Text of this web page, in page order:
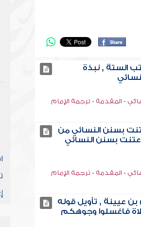
الستة , نبذة
- المقدمة - ترجمة الإمام
بسنن النسائي من
بسنن النسائي
- المقدمة - ترجمة الإمام
عيينة , تأويل قوله
فاغسلوا وجوهكم